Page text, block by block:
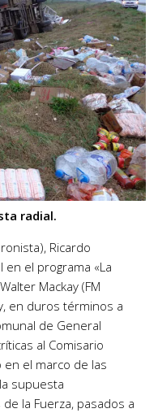
radial.
Ricardo
el programa «La
Mackay (FM
en duros términos a
de General
al Comisario
en el marco de las
supuesta
la Fuerza, pasados a